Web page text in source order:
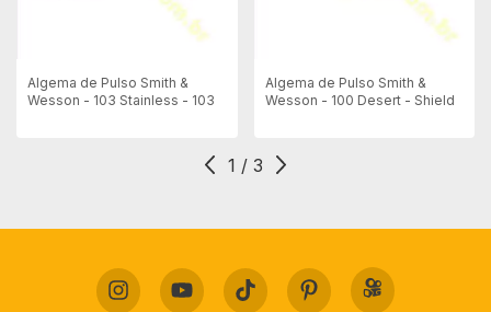
Algema de Pulso Smith &
Wesson - 103 Stainless - 103
Algema de Pulso Smith &
Wesson - 100 Desert - Shield
1 / 3